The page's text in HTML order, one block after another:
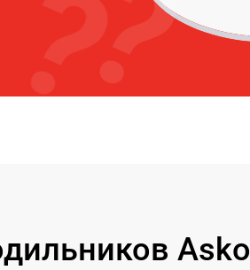
Asko